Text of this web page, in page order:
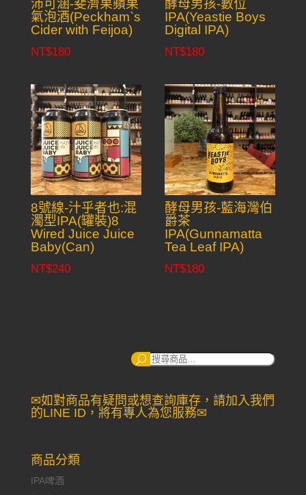
沛可涵-斐濟果蘋果
氣泡酒(Peckham`s
Cider with Feijoa)
NT$180
酵母男孩-數位
IPA(Yeastie Boys
Digital IPA)
NT$180
8號線-汁乎者也:混
濁型IPA(罐裝)8
Wired Juice Juice
Baby(Can)
NT$240
酵母男孩-藍海灣伯
爵茶
IPA(Gunnamatta
Tea Leaf IPA)
NT$180
搜
✉如對商品有疑問或想查詢庫存，請加入我們
的LINE ID，將有專人為您服務✉
商品分類
IPA啤酒